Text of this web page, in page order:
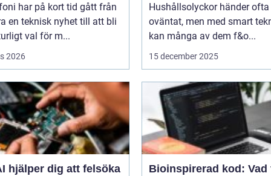
har på kort tid gått från
en teknisk nyhet till att bli
val för m...
2026
Hushållsolyckor händer ofta
oväntat, men med smart
kan många av dem f&o...
15 december 2025
hjälper dig att felsöka
Bioinspirerad kod: Vad